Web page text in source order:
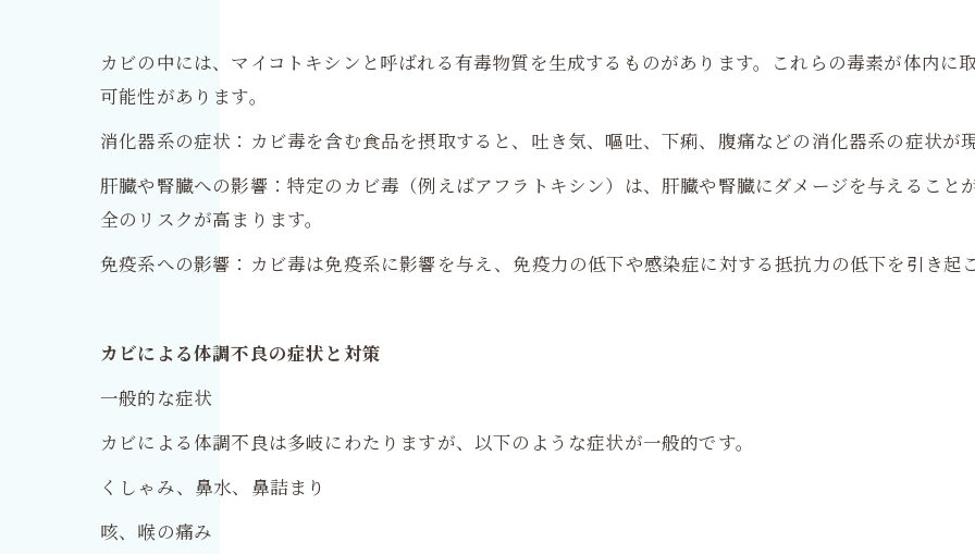
カビの中には、マイコトキシンと呼ばれる有毒物質を生成するものがあります。これらの毒素が体内に
可能性があります。
消化器系の症状：カビ毒を含む食品を摂取すると、吐き気、嘔吐、下痢、腹痛などの消化器系の症状が
肝臓や腎臓への影響：特定のカビ毒（例えばアフラトキシン）は、肝臓や腎臓にダメージを与えること
全のリスクが高まります。
免疫系への影響：カビ毒は免疫系に影響を与え、免疫力の低下や感染症に対する抵抗力の低下を引き起
カビによる体調不良の症状と対策
一般的な症状
カビによる体調不良は多岐にわたりますが、以下のような症状が一般的です。
くしゃみ、鼻水、鼻詰まり
咳、喉の痛み